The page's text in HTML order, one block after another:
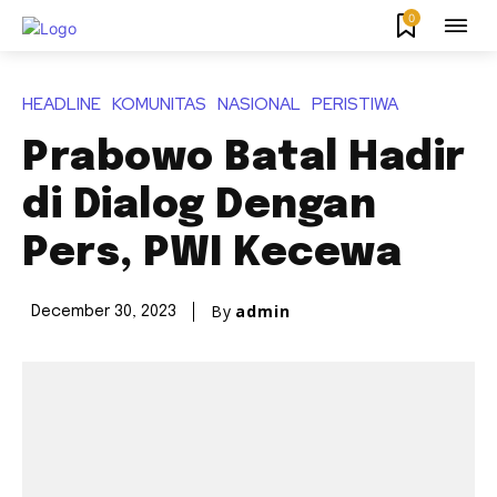
0
HEADLINE KOMUNITAS NASIONAL PERISTIWA
Prabowo Batal Hadir
di Dialog Dengan
Pers, PWI Kecewa
December 30, 2023 By admin